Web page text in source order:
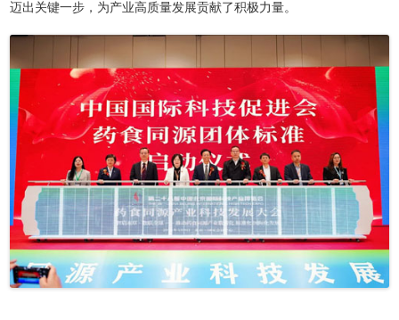
迈出关键一步，为产业高质量发展贡献了积极力量。